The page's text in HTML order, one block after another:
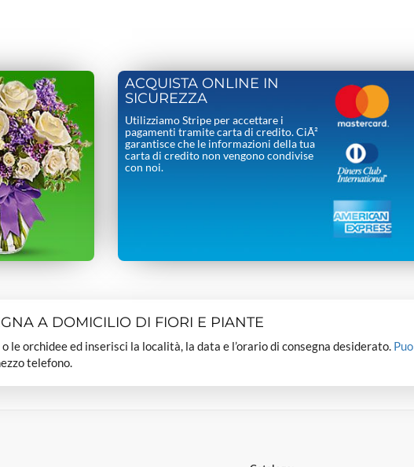
ACQUISTA ONLINE IN
SICUREZZA
Utilizziamo Stripe per accettare i
pagamenti tramite carta di credito. CiÃ²
garantisce che le informazioni della tua
carta di credito non vengono condivise
con noi.
A DOMICILIO DI FIORI E PIANTE
le orchidee ed inserisci la località, la data e l’orario di consegna desiderato.
telefono.